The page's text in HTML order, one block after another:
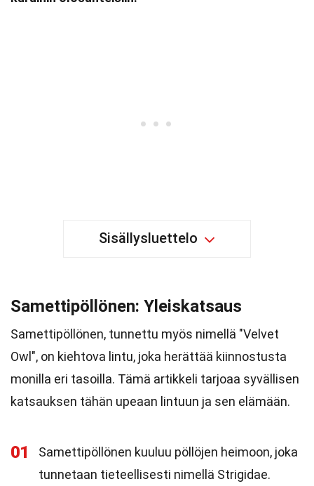
Sisällysluettelo
Samettipöllönen: Yleiskatsaus
Samettipöllönen, tunnettu myös nimellä "Velvet
Owl", on kiehtova lintu, joka herättää kiinnostusta
monilla eri tasoilla. Tämä artikkeli tarjoaa syvällisen
katsauksen tähän upeaan lintuun ja sen elämään.
01
Samettipöllönen kuuluu pöllöjen heimoon, joka
tunnetaan tieteellisesti nimellä Strigidae.